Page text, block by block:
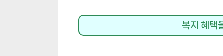
복지 혜택